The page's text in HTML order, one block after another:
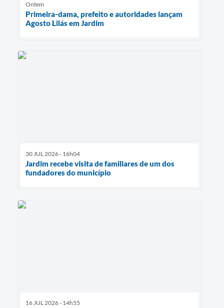
Ontem
Primeira-dama, prefeito e autoridades lançam
Agosto Lilás em Jardim
30 JUL 2026 - 16h04
Jardim recebe visita de familiares de um dos
fundadores do município
16 JUL 2026 - 14h55